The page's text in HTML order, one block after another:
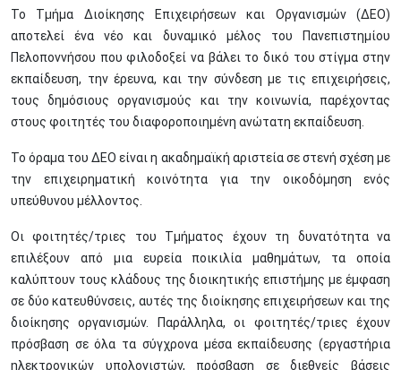
Το Τμήμα Διοίκησης Επιχειρήσεων και Οργανισμών (ΔΕΟ)
αποτελεί ένα νέο και δυναμικό μέλος του Πανεπιστημίου
Πελοποννήσου που φιλοδοξεί να βάλει το δικό του στίγμα στην
εκπαίδευση, την έρευνα, και την σύνδεση με τις επιχειρήσεις,
τους δημόσιους οργανισμούς και την κοινωνία, παρέχοντας
στους φοιτητές του διαφοροποιημένη ανώτατη εκπαίδευση.
Το όραμα του ΔΕΟ είναι η ακαδημαϊκή αριστεία σε στενή σχέση με
την επιχειρηματική κοινότητα για την οικοδόμηση ενός
υπεύθυνου μέλλοντος.
Οι φοιτητές/τριες του Τμήματος έχουν τη δυνατότητα να
επιλέξουν από μια ευρεία ποικιλία μαθημάτων, τα οποία
καλύπτουν τους κλάδους της διοικητικής επιστήμης με έμφαση
σε δύο κατευθύνσεις, αυτές της διοίκησης επιχειρήσεων και της
διοίκησης οργανισμών. Παράλληλα, οι φοιτητές/τριες έχουν
πρόσβαση σε όλα τα σύγχρονα μέσα εκπαίδευσης (εργαστήρια
ηλεκτρονικών υπολογιστών, πρόσβαση σε διεθνείς βάσεις